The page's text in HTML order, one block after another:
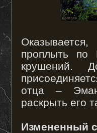
проплыть по
крушений.
отца –
раскрыть его
Измененный